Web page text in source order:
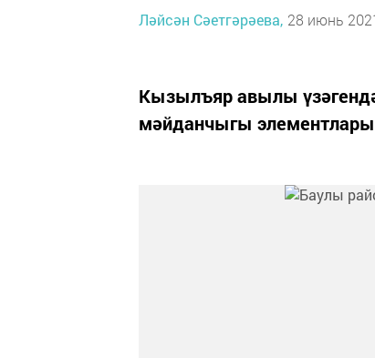
Ләйсән Сәетгәрәева, 28 июнь
Кызылъяр авылы
мәйданчыгы